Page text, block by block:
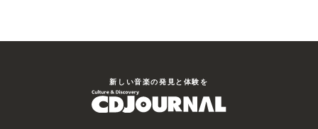
新しい⾳楽の発⾒と体験を